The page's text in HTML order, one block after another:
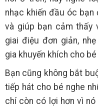
nhạc khiến đầu óc
và giúp bạn cảm thấy
giai điệu đơn giản,
gia khuyến khích cho bé
Bạn cũng không bắt
tiếp hát cho bé nghe
chí còn có lợi hơn vì